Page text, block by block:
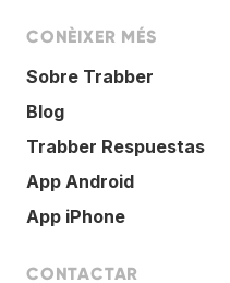
CONÈIXER MÉS
Sobre Trabber
Blog
Trabber Respuestas
App Android
App iPhone
CONTACTAR